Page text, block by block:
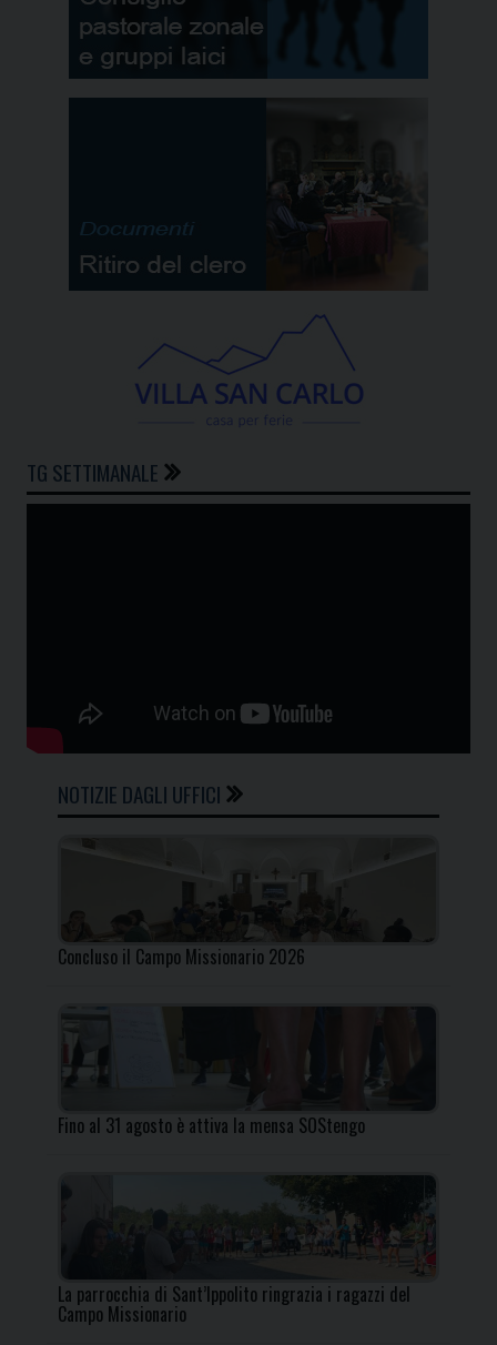
TG SETTIMANALE
NOTIZIE DAGLI UFFICI
Concluso il Campo Missionario 2026
Fino al 31 agosto è attiva la mensa SOStengo
La parrocchia di Sant’Ippolito ringrazia i ragazzi del
Campo Missionario